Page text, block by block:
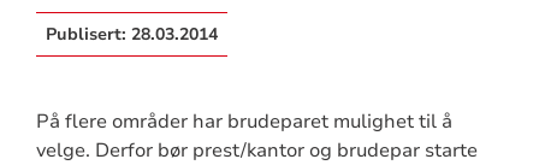
Publisert: 28.03.2014
På flere områder har brudeparet mulighet til å
velge. Derfor bør prest/kantor og brudepar starte